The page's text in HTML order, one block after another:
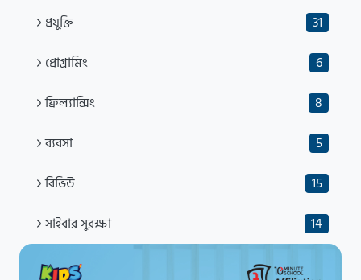
প্রযুক্তি
31
প্রোগ্রামিং
6
ফ্রিল্যান্সিং
8
ব্যবসা
5
রিভিউ
15
সাইবার সুরক্ষা
14